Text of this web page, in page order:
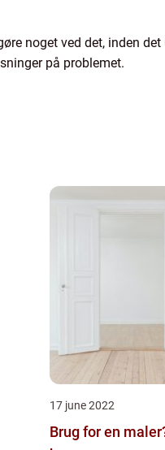
noget ved det, inden
på problemet.
17 june 2022
Brug for en